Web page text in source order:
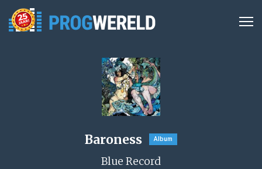
Baroness Album
Blue Record